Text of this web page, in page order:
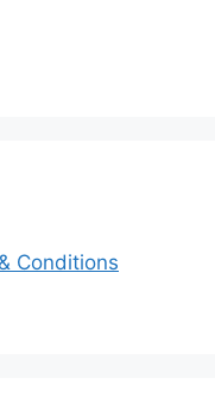
Conditions